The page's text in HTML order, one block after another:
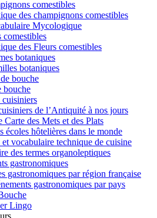
comestibles
des champignons comestibles
Mycologique
comestibles
des Fleurs comestibles
botaniques
botaniques
bouche
bouche
de l’Antiquité à nos jours
Carte des Mets et des Plats
écoles hôtelières dans le monde
et vocabulaire technique de cuisine
des termes organoleptiques
gastronomiques
gastronomiques par région française
gastronomiques par pays
Lingo